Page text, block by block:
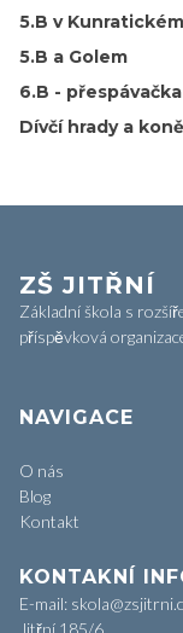
5.B v
5.B a Golem
6.B - přespávačka
Dívčí hrady a
ZŠ JITŘNÍ
Základní škola s
příspěvková
NAVIGACE
O nás
Blog
Kontakt
KONTAKNÍ
E-mail: